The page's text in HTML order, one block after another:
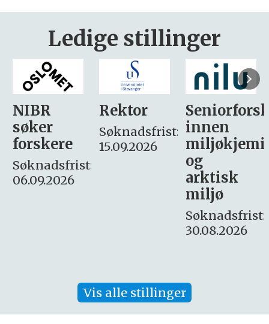
Ledige stillinger
Rektor
Søknadsfrist:
15.09.2026
Seniorforsker
innen
miljøkjemi
søker
– fast
Søknadsfrist:
16. august.
Vis alle stillinger